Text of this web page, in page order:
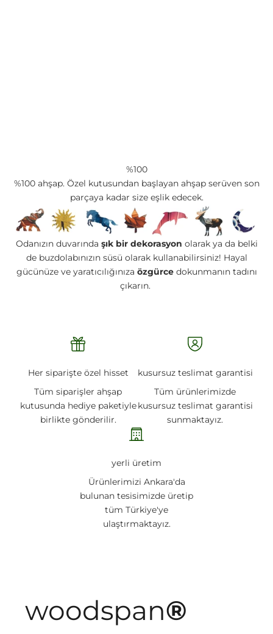
%100
%100 ahşap. Özel kutusundan başlayan ahşap serüven son
parçaya kadar size eşlik edecek.
Odanızın duvarında şık bir dekorasyon olarak ya da belki
de buzdolabınızın süsü olarak kullanabilirsiniz! Hayal
gücünüze ve yaratıcılığınıza özgürcedokunmanın tadını
çıkarın.
Her siparişte özel hisset
Tüm siparişler ahşap
kutusunda hediye paketiyle
birlikte gönderilir.
kusursuz teslimat garantisi
Tüm ürünlerimizde
kusursuz teslimat garantisi
sunmaktayız.
yerli üretim
Ürünlerimizi Ankara'da
bulunan tesisimizde üretip
tüm Türkiye'ye
ulaştırmaktayız.
woodspan®